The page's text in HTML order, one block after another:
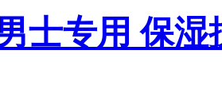
士专用 保